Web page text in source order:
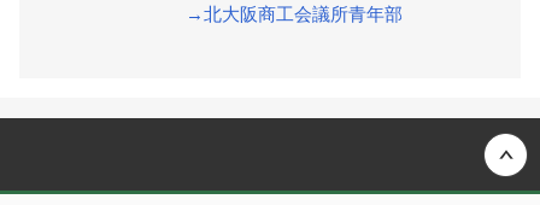
→北大阪商工会議所青年部